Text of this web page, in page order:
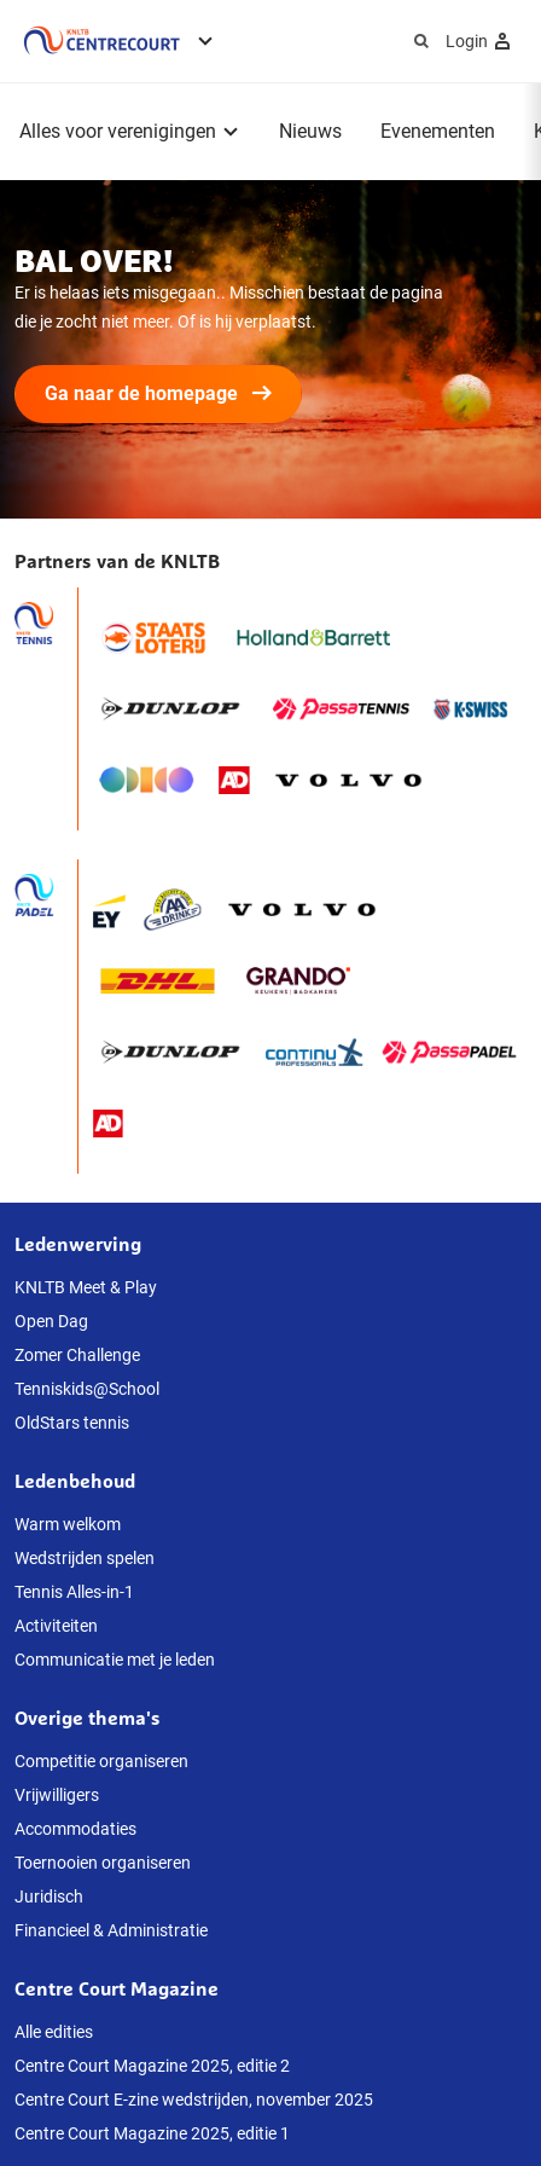
Login
Alles voor verenigingen Nieuws Evenementen
BAL OVER!
Er is helaas iets misgegaan.. Misschien bestaat de pagina
die je zocht niet meer. Of is hij verplaatst.
Ga naar de homepage
Partners van de KNLTB
Over
deze
website
Ledenwerving
KNLTB Meet & Play
Open Dag
Zomer Challenge
Tenniskids@School
OldStars tennis
Ledenbehoud
Warm welkom
Wedstrijden spelen
Tennis Alles-in-1
Activiteiten
Communicatie met je leden
Overige thema's
Competitie organiseren
Vrijwilligers
Accommodaties
Toernooien organiseren
Juridisch
Financieel & Administratie
Centre Court Magazine
Alle edities
Centre Court Magazine 2025, editie 2
Centre Court E-zine wedstrijden, november 2025
Centre Court Magazine 2025, editie 1